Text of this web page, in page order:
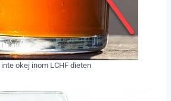
inte okej inom LCHF dieten